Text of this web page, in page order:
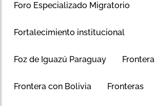
Foro Especializado Migratorio
Fortalecimiento institucional
Foz de Iguazú Paraguay Frontera
Frontera con Bolivia Fronteras